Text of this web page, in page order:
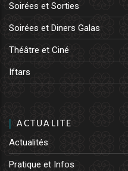
Soirées et Sorties
Soirées et Diners Galas
Théâtre et Ciné
Iftars
ACTUALITE
Actualités
Pratique et Infos